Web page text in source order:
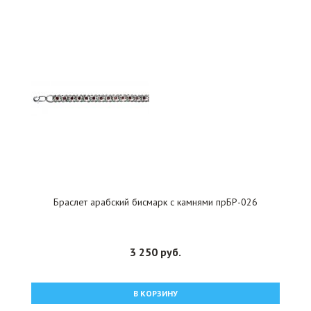
Браслет арабский бисмарк с камнями прБР-026
3 250 руб.
В КОРЗИНУ